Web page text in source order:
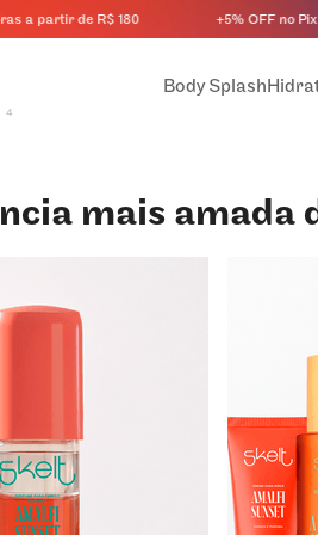
de R$ 180 +5% OFF no Pix
Body Splash
4
mais amada